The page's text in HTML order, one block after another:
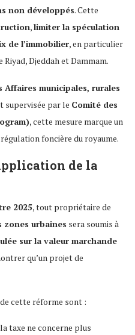
non développés. Cette
,limiter la spéculation
de l’immobilier, en particulier
Djeddah et Dammam.
Affaires municipales, rurales
supervisée par le Comité des
, cette mesure marque un
foncière du royaume.
de la
2025, tout propriétaire de
zones urbaines sera soumis à
sur la valeur marchande
qu’un projet de
cette réforme sont :
taxe ne concerne plus